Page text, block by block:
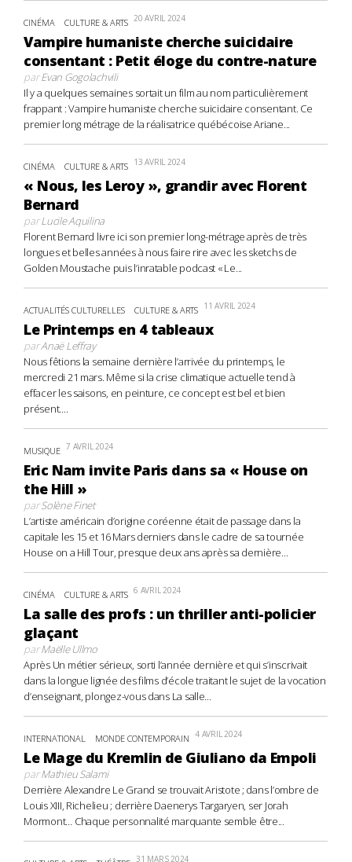
CINÉMA CULTURE & ARTS 20 AVRIL 2024
Vampire humaniste cherche suicidaire
consentant : Petit éloge du contre-nature
parEvan Gogolachvili
Il y a quelques semaines sortait un film au nom particulièrement
frappant : Vampire humaniste cherche suicidaire consentant. Ce
premier long métrage de la réalisatrice québécoise Ariane...
CINÉMA CULTURE & ARTS 13 AVRIL 2024
« Nous, les Leroy », grandir avec Florent
Bernard
parLucile Aquilina
Florent Bernard livre ici son premier long-métrage après de très
longues et belles années à nous faire rire avec les sketchs de
Golden Moustache puis l’inratable podcast « Le...
ACTUALITÉS CULTURELLES CULTURE & ARTS 11 AVRIL 2024
Le Printemps en 4 tableaux
parAnaë Leffray
Nous fêtions la semaine dernière l’arrivée du printemps, le
mercredi 21 mars. Même si la crise climatique actuelle tend à
effacer les saisons, en peinture, ce concept est bel et bien
présent....
MUSIQUE 7 AVRIL 2024
Eric Nam invite Paris dans sa « House on
the Hill »
parSolène Finet
L’artiste américain d’origine coréenne était de passage dans la
capitale les 15 et 16 Mars derniers dans le cadre de sa tournée
House on a Hill Tour, presque deux ans après sa dernière...
CINÉMA CULTURE & ARTS 6 AVRIL 2024
La salle des profs : un thriller anti-policier
glaçant
parMaëlle Ullmo
Après Un métier sérieux, sorti l’année dernière et qui s’inscrivait
dans la longue lignée des films d’école traitant le sujet de la vocation
d’enseignant, plongez-vous dans La salle...
INTERNATIONAL MONDE CONTEMPORAIN 4 AVRIL 2024
Le Mage du Kremlin de Giuliano da Empoli
parMathieu Salami
Derrière Alexandre Le Grand se trouvait Aristote ; dans l’ombre de
Louis XIII, Richelieu ; derrière Daenerys Targaryen, ser Jorah
Mormont… Chaque personnalité marquante semble être...
31 MARS 2024